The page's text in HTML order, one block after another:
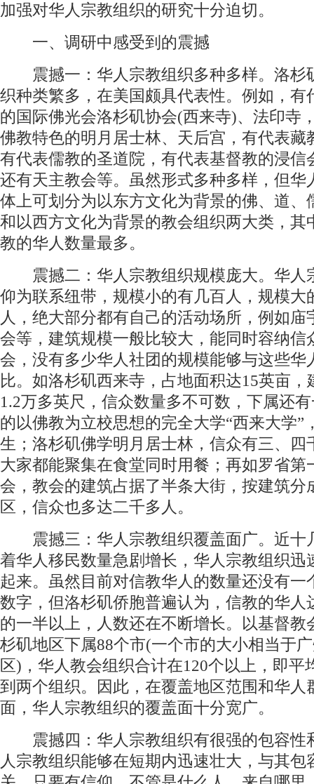
加强对华人宗教组织的研究十分迫切。
一、调研中感受到的震撼
震撼一：华人宗教组织多种多样。洛杉
织种类繁多，在美国颇具代表性。例如，有
的国际佛光会洛杉矶协会(西来寺)、法印寺
佛教特色的明月居士林、天后宫，有代表藏
有代表儒教的圣道院，有代表基督教的浸信
还有天主教会等。虽然形式多种多样，但华
体上可划分为以东方文化为背景的佛、道、
和以西方文化为背景的教会组织两大类，其
教的华人数量最多。
震撼二：华人宗教组织规模庞大。华人
仰为联系纽带，规模小的有几百人，规模大
人，绝大部分都有自己的活动场所，例如庙
会等，建筑规模一般比较大，能同时容纳信
会，没有多少华人社团的规模能够与这些华
比。如洛杉矶西来寺，占地面积达15英亩，
1.2万多英尺，信众数量多不可数，下属还
的以佛教为立校思想的完全大学“西来大学”
生；洛杉矶佛学明月居士林，信众有三、四
大家都能聚集在食堂同时用餐；再如罗省第
会，教会的建筑占据了半条大街，按建筑分
区，信众也多达二千多人。
震撼三：华人宗教组织覆盖面广。近十
着华人移民数量急剧增长，华人宗教组织迅
起来。虽然目前对信教华人的数量还没有一
数字，但洛杉矶侨胞普遍认为，信教的华人
的一半以上，人数还在不断增长。以基督教
杉矶地区下属88个市(一个市的大小相当于
区)，华人教会组织合计在120个以上，即平
到两个组织。因此，在覆盖地区范围和华人
面，华人宗教组织的覆盖面十分宽广。
震撼四：华人宗教组织有很强的包容性
人宗教组织能够在短期内迅速壮大，与其包